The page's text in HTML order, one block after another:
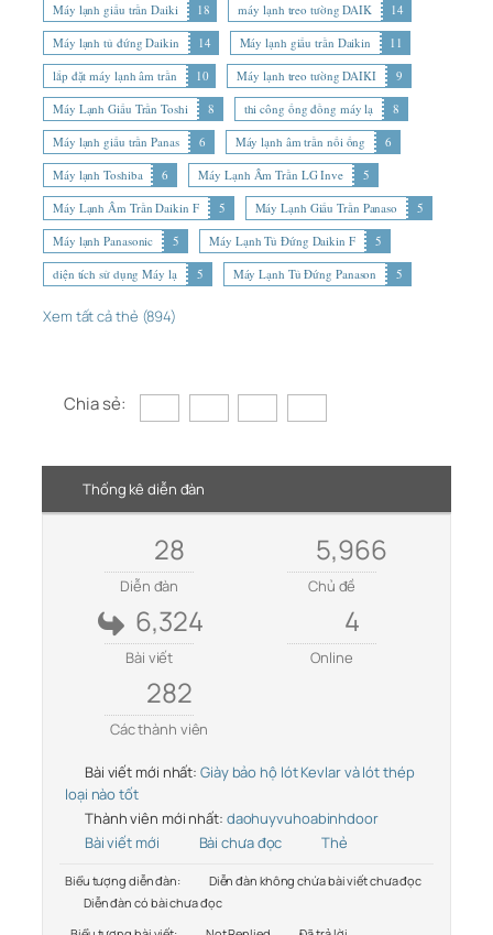
Máy lạnh giấu trần Daiki
18 máy lạnh treo tường DAIK
14
Máy lạnh tủ đứng Daikin
14 Máy lạnh giấu trần Daikin
11
lắp đặt máy lạnh âm trần
10 Máy lạnh treo tường DAIKI
9
Máy Lạnh Giấu Trần Toshi
8 thi công ống đồng máy lạ
8
Máy lạnh giấu trần Panas
6 Máy lạnh âm trần nối ống
6
Máy lạnh Toshiba
6 Máy Lạnh Âm Trần LG Inve
5
Máy Lạnh Âm Trần Daikin F
5 Máy Lạnh Giấu Trần Panaso
5
Máy lạnh Panasonic
5 Máy Lạnh Tủ Đứng Daikin F
5
diện tích sử dụng Máy lạ
5 Máy Lạnh Tủ Đứng Panason 5
Xem tất cả thẻ (894)
Chia sẻ:
Thống kê diễn đàn
28
Diễn đàn
5,966
Chủ đề
6,324
Bài viết
4
Online
282
Các thành viên
Bài viết mới nhất: Giày bảo hộ lót Kevlar và lót thép
loại nào tốt
Thành viên mới nhất: daohuyvuhoabinhdoor
Bài viết mới
Bài chưa đọc Thẻ
Biểu tượng diễn đàn:
Diễn đàn không chứa bài viết chưa đọc
Diễn đàn có bài chưa đọc